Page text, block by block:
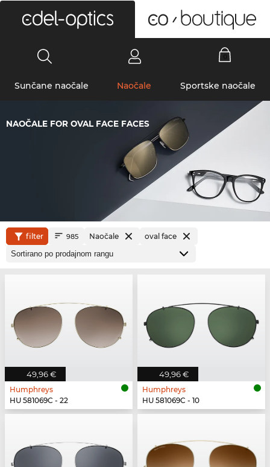
Sunčane naočale Naočale Sportske naočale
NAOČALE FOR OVAL FACE FACES
filter 985 Naočale oval face
49,96 €
Humphreys
HU 581069C - 22
49,96 €
Humphreys
HU 581069C - 10